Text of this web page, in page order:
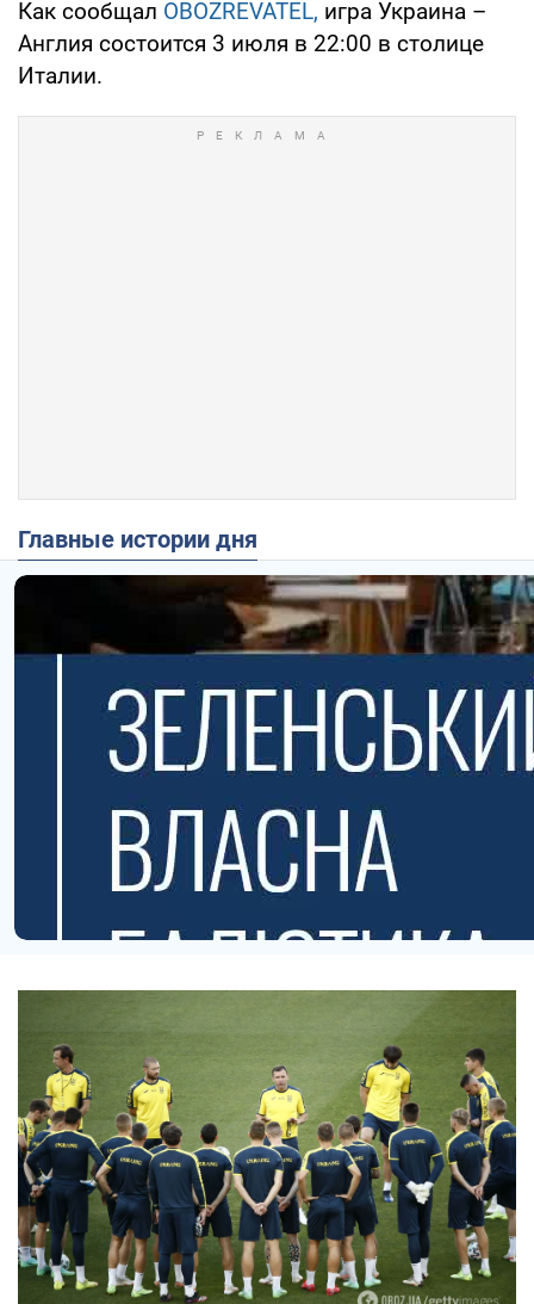
Как сообщал OBOZREVATEL, игра Украина –
Англия состоится 3 июля в 22:00 в столице
Италии.
Главные истории дня